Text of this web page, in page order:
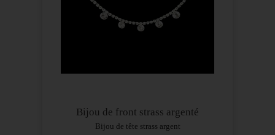
Bijou de front strass argenté
Bijou de tête strass argent